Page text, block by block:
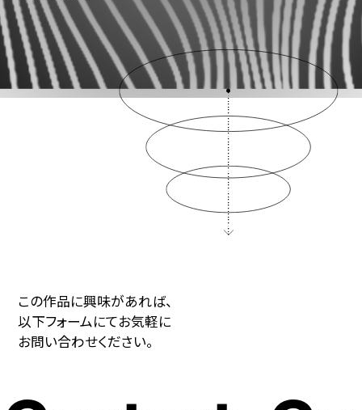
この作品に興味があれば、
以下フォームにてお気軽に
お問い合わせください。